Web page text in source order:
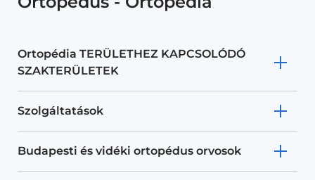
Ortopédia TERÜLETHEZ KAPCSOLÓDÓ
SZAKTERÜLETEK
Szolgáltatások
Budapesti és vidéki ortopédus orvosok